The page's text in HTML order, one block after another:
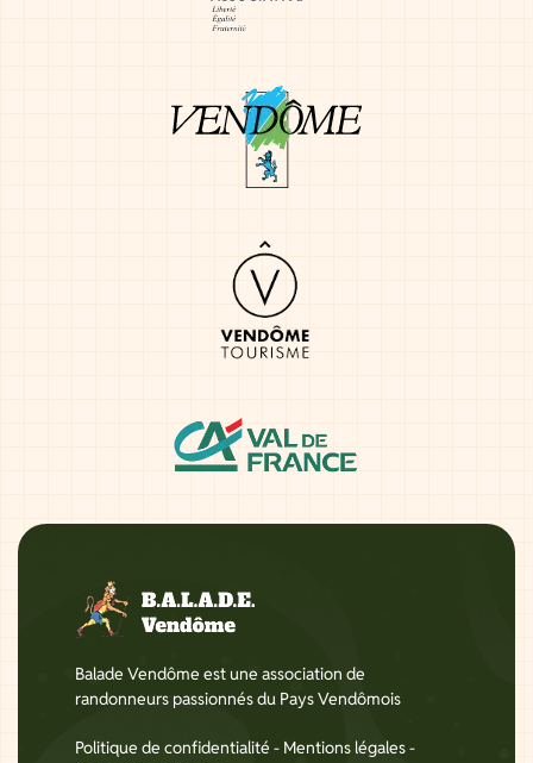
Balade Vendôme est une association de
randonneurs passionnés du Pays Vendômois
Politique de confidentialité - Mentions légales-